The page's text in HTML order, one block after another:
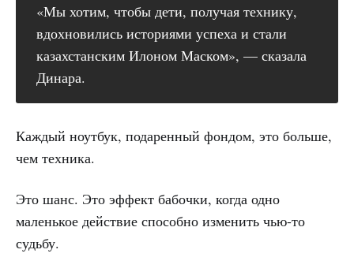
«Мы хотим, чтобы дети, получая технику,
вдохновились историями успеха и стали
казахстанским Илоном Маском», — сказала
Динара.
Каждый ноутбук, подаренный фондом, это больше,
чем техника.
Это шанс. Это эффект бабочки, когда одно
маленькое действие способно изменить чью-то
судьбу.